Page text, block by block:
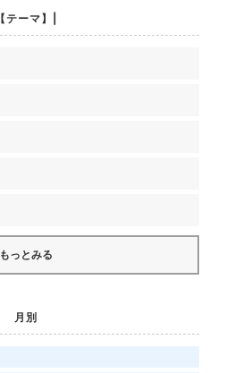
【テーマ】|
もっとみる
月別